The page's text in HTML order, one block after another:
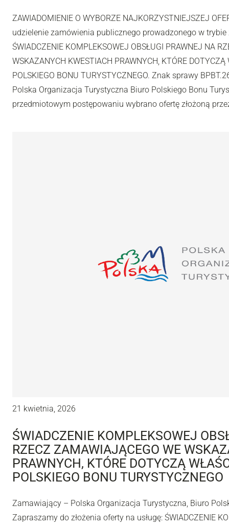
ZAWIADOMIENIE O WYBORZE NAJKORZYSTNIEJSZEJ
udzielenie zamówienia publicznego prowadzonego w
ŚWIADCZENIE KOMPLEKSOWEJ OBSŁUGI PRAWNEJ NA
WSKAZANYCH KWESTIACH PRAWNYCH, KTÓRE DOTYCZĄ
POLSKIEGO BONU TURYSTYCZNEGO. Znak sprawy
Polska Organizacja Turystyczna Biuro Polskiego Bonu
przedmiotowym postępowaniu wybrano ofertę złożoną
21 kwietnia, 2026
ŚWIADCZENIE KOMPLEKSOWEJ
RZECZ ZAMAWIAJĄCEGO WE
PRAWNYCH, KTÓRE DOTYCZĄ
POLSKIEGO BONU TURYSTYCZNEGO
Zamawiający – Polska Organizacja Turystyczna, Biuro
Zapraszamy do złożenia oferty na usługę: ŚWIADCZENIE